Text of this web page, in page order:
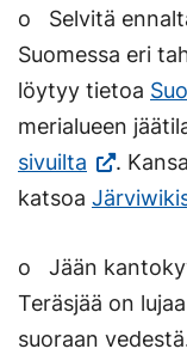
o Selvitä
Suomessa eri
löytyy tietoa
merialueen
sivuilta (Vieraile
ulkoisella
Linkki
avautuu
uuteen
.
katsoa
o Jään
Teräsjää on
suoraan